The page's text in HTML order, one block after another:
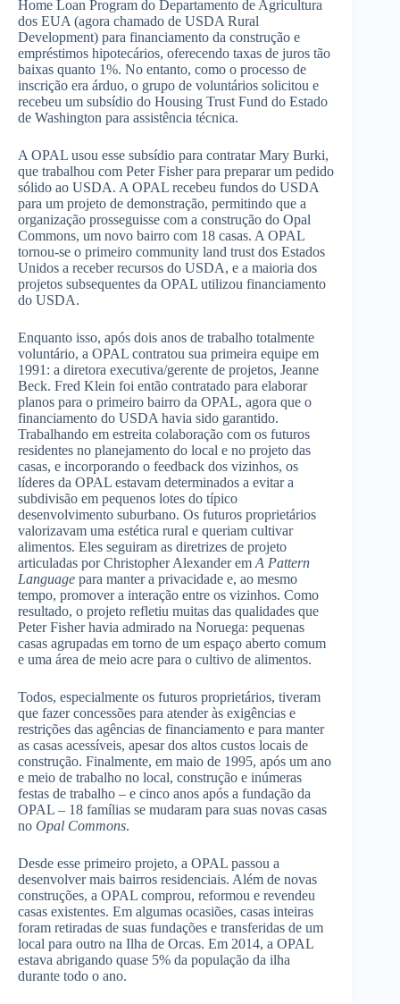
Home Loan Program do Departamento de Agricultura
dos EUA (agora chamado de USDA Rural
Development) para financiamento da construção e
empréstimos hipotecários, oferecendo taxas de juros tão
baixas quanto 1%. No entanto, como o processo de
inscrição era árduo, o grupo de voluntários solicitou e
recebeu um subsídio do Housing Trust Fund do Estado
de Washington para assistência técnica.
A OPAL usou esse subsídio para contratar Mary Burki,
que trabalhou com Peter Fisher para preparar um pedido
sólido ao USDA. A OPAL recebeu fundos do USDA
para um projeto de demonstração, permitindo que a
organização prosseguisse com a construção do Opal
Commons, um novo bairro com 18 casas. A OPAL
tornou-se o primeiro community land trust dos Estados
Unidos a receber recursos do USDA, e a maioria dos
projetos subsequentes da OPAL utilizou financiamento
do USDA.
Enquanto isso, após dois anos de trabalho totalmente
voluntário, a OPAL contratou sua primeira equipe em
1991: a diretora executiva/gerente de projetos, Jeanne
Beck. Fred Klein foi então contratado para elaborar
planos para o primeiro bairro da OPAL, agora que o
financiamento do USDA havia sido garantido.
Trabalhando em estreita colaboração com os futuros
residentes no planejamento do local e no projeto das
casas, e incorporando o feedback dos vizinhos, os
líderes da OPAL estavam determinados a evitar a
subdivisão em pequenos lotes do típico
desenvolvimento suburbano. Os futuros proprietários
valorizavam uma estética rural e queriam cultivar
alimentos. Eles seguiram as diretrizes de projeto
articuladas por Christopher Alexander em A Pattern
Language para manter a privacidade e, ao mesmo
tempo, promover a interação entre os vizinhos. Como
resultado, o projeto refletiu muitas das qualidades que
Peter Fisher havia admirado na Noruega: pequenas
casas agrupadas em torno de um espaço aberto comum
e uma área de meio acre para o cultivo de alimentos.
Todos, especialmente os futuros proprietários, tiveram
que fazer concessões para atender às exigências e
restrições das agências de financiamento e para manter
as casas acessíveis, apesar dos altos custos locais de
construção. Finalmente, em maio de 1995, após um ano
e meio de trabalho no local, construção e inúmeras
festas de trabalho – e cinco anos após a fundação da
OPAL – 18 famílias se mudaram para suas novas casas
no Opal Commons.
Desde esse primeiro projeto, a OPAL passou a
desenvolver mais bairros residenciais. Além de novas
construções, a OPAL comprou, reformou e revendeu
casas existentes. Em algumas ocasiões, casas inteiras
foram retiradas de suas fundações e transferidas de um
local para outro na Ilha de Orcas. Em 2014, a OPAL
estava abrigando quase 5% da população da ilha
durante todo o ano.